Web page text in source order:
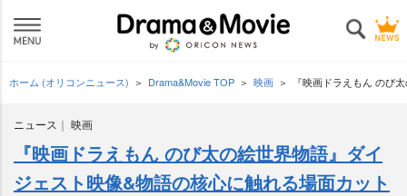
ホーム (オリコンニュース) Drama&Movie TOP 映画 『映画ドラえもん のび
ニュース 映画
『映画ドラえもん のび太の絵世界物語』ダイ
ジェスト映像&物語の核心に触れる場面カット